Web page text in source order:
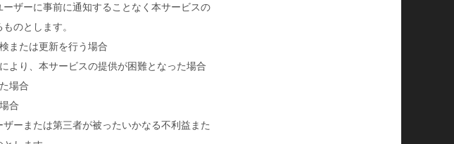
ザーに事前に通知することなく本サービスの
のとします。
または更新を行う場合
より、本サービスの提供が困難となった場合
場合
合
ーまたは第三者が被ったいかなる不利益また